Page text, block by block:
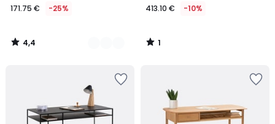
171.75 € -25%
4,4
/
413.10 € -10%
1
/